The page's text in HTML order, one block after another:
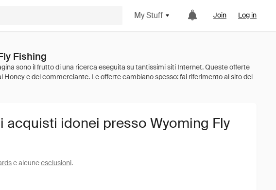
My Stuff Join Log in
Fishing
acquisti idonei presso Wyoming Fly
e alcuneesclusioni.